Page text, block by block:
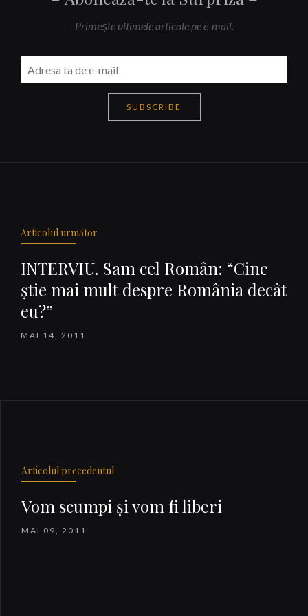
Primeşte ultimele articole pe e-mail.
SUBSCRIBE
Articolul următor
INTERVIU. Sam cel Român: “Cine
ştie mai mult despre România decât
eu?”
MAI 14, 2011
Articolul precedentul
Vom scumpi şi vom fi liberi
MAI 09, 2011